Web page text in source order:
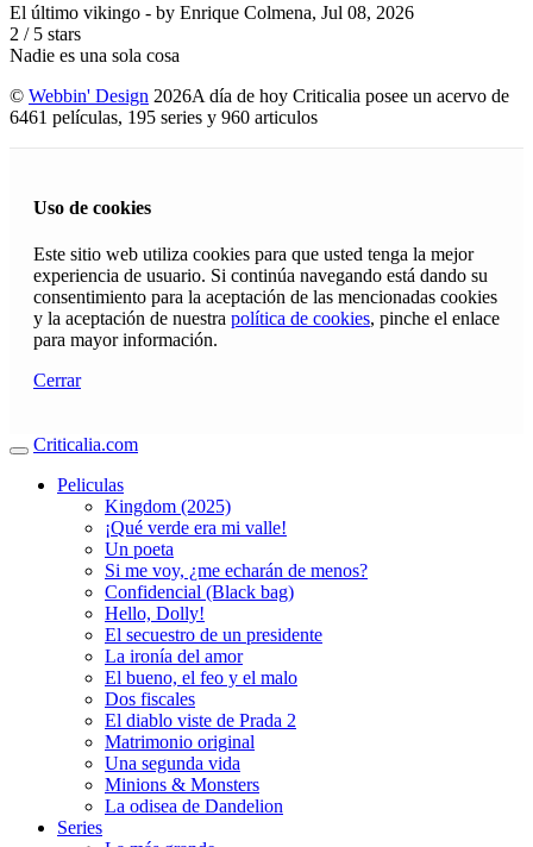
El último vikingo - by Enrique Colmena, Jul 08, 2026
2 / 5 stars
Nadie es una sola cosa
© Webbin' Design 2026A día de hoy Criticalia posee un acervo de
6461 películas, 195 series y 960 articulos
Uso de cookies
Este sitio web utiliza cookies para que usted tenga la mejor
experiencia de usuario. Si continúa navegando está dando su
consentimiento para la aceptación de las mencionadas cookies
y la aceptación de nuestra política de cookies, pinche el enlace
para mayor información.
Cerrar
Criticalia.com
Peliculas
Kingdom (2025)
¡Qué verde era mi valle!
Un poeta
Si me voy, ¿me echarán de menos?
Confidencial (Black bag)
Hello, Dolly!
El secuestro de un presidente
La ironía del amor
El bueno, el feo y el malo
Dos fiscales
El diablo viste de Prada 2
Matrimonio original
Una segunda vida
Minions & Monsters
La odisea de Dandelion
Series